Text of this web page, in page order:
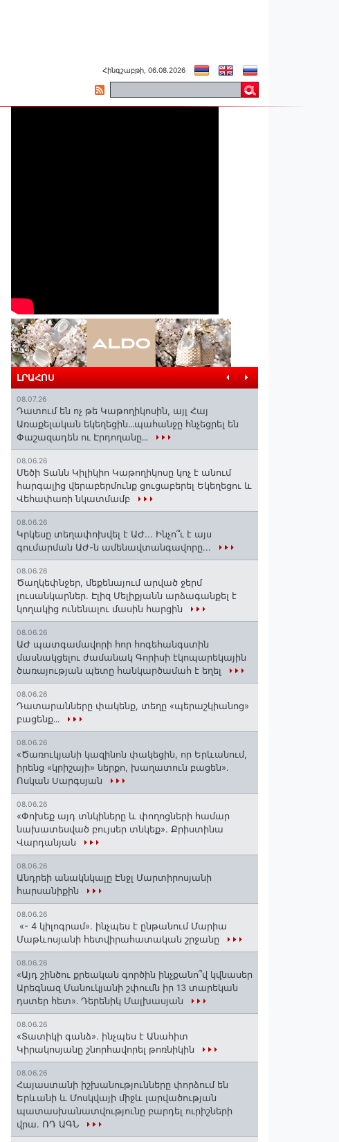
Հինգշաբթի, 06.08.2026
ԼՐԱՀՈՍ
08.07.26
Դատում են ոչ թե Կաթողիկոսին, այլ Հայ
Առաքելական եկեղեցին․․․պահանջը հնչեցրել են
Փաշազադեն ու Էրդողանը․․․
08.06.26
Մեծի Տանն Կիլիկիո Կաթողիկոսը կոչ է անում
հարգալից վերաբերմունք ցուցաբերել Եկեղեցու և
Վեհափառի նկատմամբ
08.06.26
Կրկեսը տեղափոխվել է ԱԺ... Ինչո՞ւ է այս
գումարման ԱԺ-ն ամենավտանգավորը...
08.06.26
Ծաղկեփնջեր, մեքենայում արված ջերմ
լուսանկարներ. Էլիզ Մելիքյանն արձագանքել է
կողակից ունենալու մասին հարցին
08.06.26
ԱԺ պատգամավորի հոր հոգեհանգստին
մասնակցելու ժամանակ Գորիսի էկոպարեկային
ծառայության պետը հանկարծամահ է եղել
08.06.26
Դատարանները փակենք, տեղը «պերաշկիանոց»
բացենք․․․
08.06.26
«Ծառուկյանի կազինոն փակեցին, որ Երևանում,
իրենց «կրիշայի» ներքո, խաղատուն բացեն»․
Ոսկան Սարգսյան
08.06.26
«Փոխեք այդ տնկիները և փողոցների համար
նախատեսված բույսեր տնկեք». Քրիստինա
Վարդանյան
08.06.26
Անդրեի անակնկալը Էնջլ Մարտիրոսյանի
հարսանիքին
08.06.26
«- 4 կիլոգրամ». ինչպես է ընթանում Մարիա
Մաթևոսյանի հետվիրահատական շրջանը
08.06.26
«Այդ շինծու քրեական գործին ինչքանո՞վ կվնասեր
Արեգնազ Մանուկյանի շփումն իր 13 տարեկան
դստեր հետ»․ Դերենիկ Մալխասյան
08.06.26
«Տատիկի գանձ». ինչպես է Անահիտ
Կիրակոսյանը շնորհավորել թոռնիկին
08.06.26
Հայաստանի իշխանությունները փորձում են
Երևանի և Մոսկվայի միջև լարվածության
պատասխանատվությունը բարդել ուրիշների
վրա. ՌԴ ԱԳՆ